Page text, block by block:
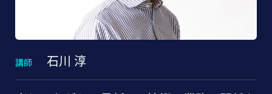
講師 石川 淳